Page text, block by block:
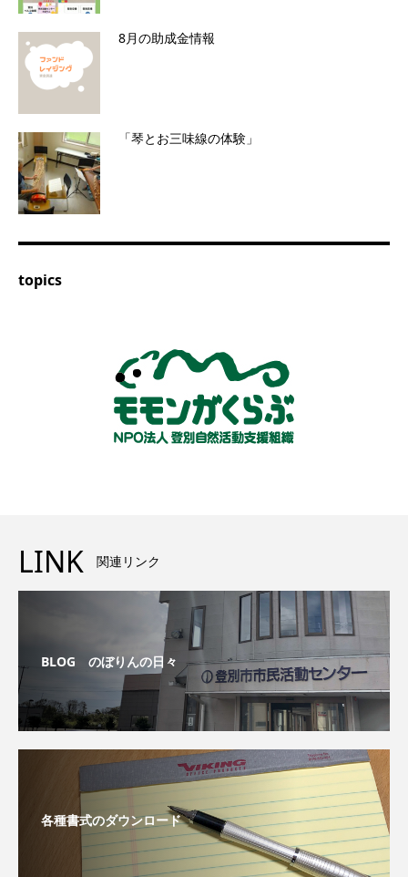
8月の助成金情報
「琴とお三味線の体験」
topics
LINK 関連リンク
BLOG のぼりんの日々
各種書式のダウンロード